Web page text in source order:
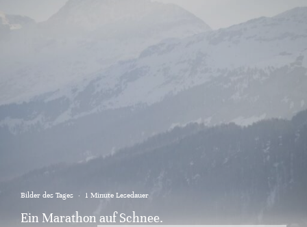
Bilder des Tages · 1 Minute Lesedauer
Ein Marathon auf Schnee.